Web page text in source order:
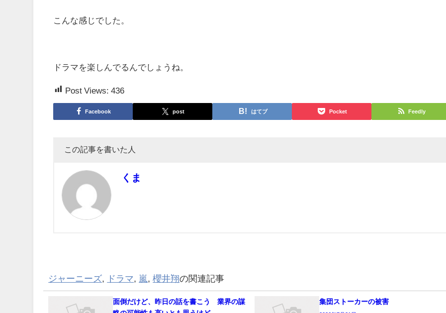
こんな感じでした。
ドラマを楽しんでるんでしょうね。
Post Views: 436
Facebook post はてブ Pocket Feedly
この記事を書いた人
くま
ジャーニーズ, ドラマ, 嵐,櫻井翔の関連記事
面倒だけど、昨日の話を書こう 業界の謀
集団ストーカーの被害